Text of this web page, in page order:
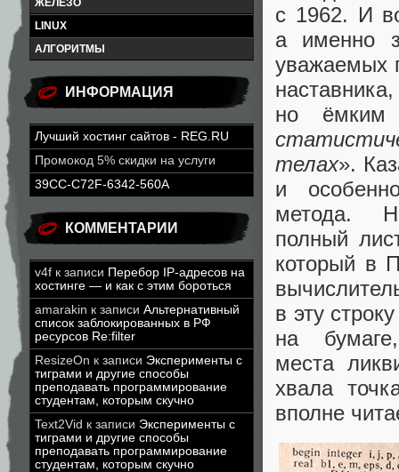
ЖЕЛЕЗО
LINUX
АЛГОРИТМЫ
ИНФОРМАЦИЯ
Лучший хостинг сайтов - REG.RU
Промокод 5% скидки на услуги
39CC-C72F-6342-560A
КОММЕНТАРИИ
v4f к записи Перебор IP-адресов на
хостинге — и как с этим бороться
amarakin к записи Альтернативный
список заблокированных в РФ
ресурсов Re:filter
ResizeOn к записи Эксперименты с
тиграми и другие способы
преподавать программирование
студентам, которым скучно
Text2Vid к записи Эксперименты с
тиграми и другие способы
преподавать программирование
студентам, которым скучно
с 1962. И
а именно
но ёмким
телах».
и
метода.
полный
который в
в эту
на
места
хвала
вполне